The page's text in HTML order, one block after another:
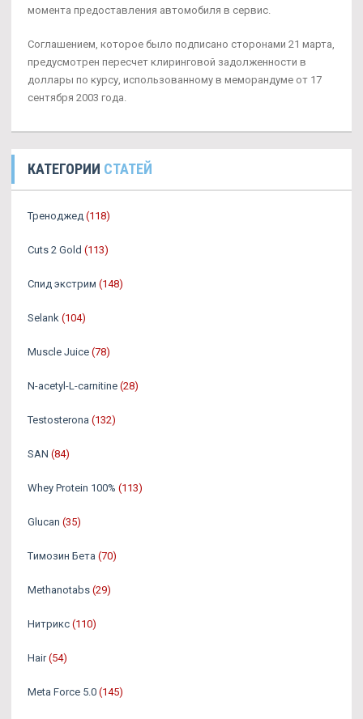
момента предоставления автомобиля в сервис.
Соглашением, которое было подписано сторонами 21 марта,
предусмотрен пересчет клиринговой задолженности в
доллары по курсу, использованному в меморандуме от 17
сентября 2003 года.
КАТЕГОРИИ СТАТЕЙ
Треноджед (118)
Cuts 2 Gold (113)
Спид экстрим (148)
Selank (104)
Muscle Juice (78)
N-acetyl-L-carnitine (28)
Testosterona (132)
SAN (84)
Whey Protein 100% (113)
Glucan (35)
Tимозин Бета (70)
Methanotabs (29)
Нитрикс (110)
Hair (54)
Meta Force 5.0 (145)